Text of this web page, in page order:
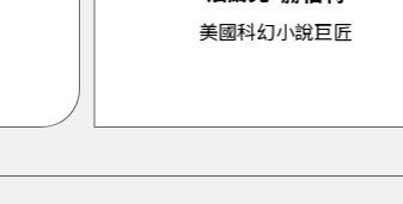
美國科幻小說巨匠